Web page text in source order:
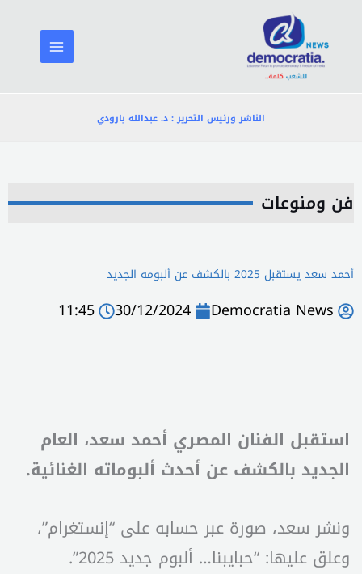
المحتوى
الناشر ورئيس التحرير : د. عبدالله بارودي
فن ومنوعات
أحمد سعد يستقبل 2025 بالكشف عن ألبومه الجديد
Democratia News
30/12/2024
11:45
استقبل الفنان المصري أحمد سعد، العام
الجديد بالكشف عن أحدث ألبوماته الغنائية.
ونشر سعد، صورة عبر حسابه على “إنستغرام”،
وعلق عليها: “حبايبنا… ألبوم جديد 2025”.